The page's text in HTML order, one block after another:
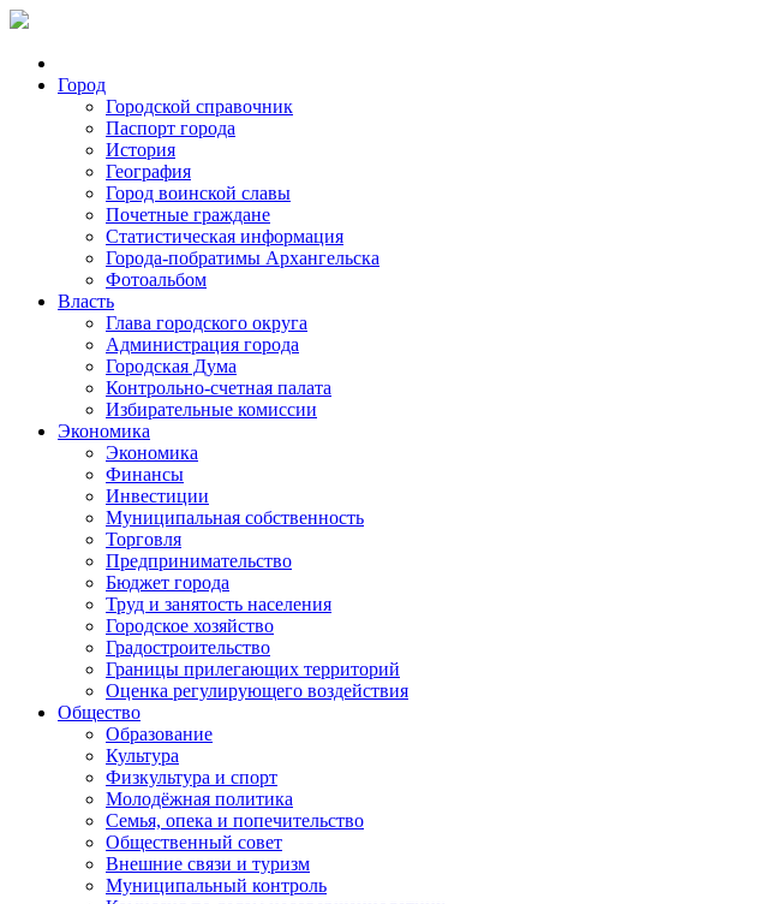
Город
Городской справочник
Паспорт города
История
География
Город воинской славы
Почетные граждане
Статистическая информация
Города-побратимы Архангельска
Фотоальбом
Власть
Глава городского округа
Администрация города
Городская Дума
Контрольно-счетная палата
Избирательные комиссии
Экономика
Экономика
Финансы
Инвестиции
Муниципальная собственность
Торговля
Предпринимательство
Бюджет города
Труд и занятость населения
Городское хозяйство
Градостроительство
Границы прилегающих территорий
Оценка регулирующего воздействия
Общество
Образование
Культура
Физкультура и спорт
Молодёжная политика
Семья, опека и попечительство
Общественный совет
Внешние связи и туризм
Муниципальный контроль